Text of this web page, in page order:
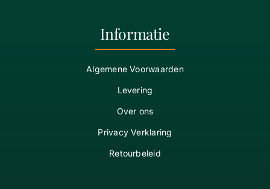
Informatie
Algemene Voorwaarden
Levering
Over ons
Privacy Verklaring
Retourbeleid